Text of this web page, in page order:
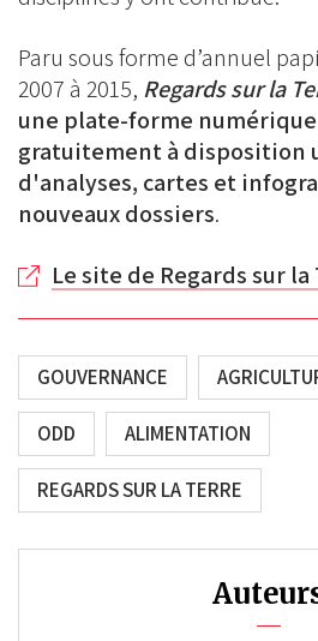
Paru sous forme d’annuel
2007 à 2015, Regards sur la
une plate-forme
gratuitement à disposition
d'analyses, cartes et
nouveaux dossiers.
Le site de Regards sur la
GOUVERNANCE
ODD ALIMENTATION
REGARDS SUR LA TERRE